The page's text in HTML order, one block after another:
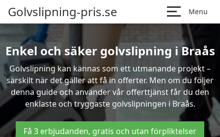
Golvslipning-pris.se Menu
Enkel och säker golvslipning i Braås
Golvslipning kan kännas som ett utmanande projekt –
särskilt när det gäller att få in offerter. Men om du följer
denna guide och använder vår offerttjänst får du den
enklaste och tryggaste golvslipningen i Braås.
Få 3 erbjudanden, gratis och utan förpliktelser